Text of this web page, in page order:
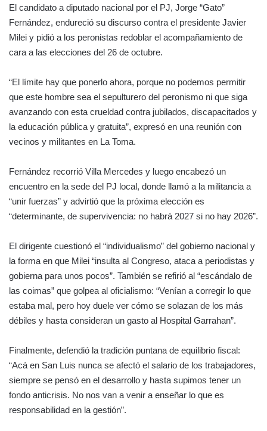
El candidato a diputado nacional por el PJ, Jorge “Gato”
Fernández, endureció su discurso contra el presidente Javier
Milei y pidió a los peronistas redoblar el acompañamiento de
cara a las elecciones del 26 de octubre.
“El límite hay que ponerlo ahora, porque no podemos permitir
que este hombre sea el sepulturero del peronismo ni que siga
avanzando con esta crueldad contra jubilados, discapacitados y
la educación pública y gratuita”, expresó en una reunión con
vecinos y militantes en La Toma.
Fernández recorrió Villa Mercedes y luego encabezó un
encuentro en la sede del PJ local, donde llamó a la militancia a
“unir fuerzas” y advirtió que la próxima elección es
“determinante, de supervivencia: no habrá 2027 si no hay 2026”.
El dirigente cuestionó el “individualismo” del gobierno nacional y
la forma en que Milei “insulta al Congreso, ataca a periodistas y
gobierna para unos pocos”. También se refirió al “escándalo de
las coimas” que golpea al oficialismo: “Venían a corregir lo que
estaba mal, pero hoy duele ver cómo se solazan de los más
débiles y hasta consideran un gasto al Hospital Garrahan”.
Finalmente, defendió la tradición puntana de equilibrio fiscal:
“Acá en San Luis nunca se afectó el salario de los trabajadores,
siempre se pensó en el desarrollo y hasta supimos tener un
fondo anticrisis. No nos van a venir a enseñar lo que es
responsabilidad en la gestión”.